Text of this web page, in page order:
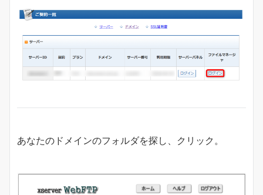
あなたのドメインのフォルダを探し、クリック。